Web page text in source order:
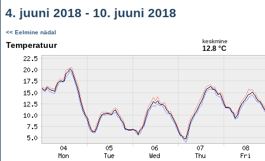
4. juuni 2018 - 10. juuni 2018
<< Eelmine nädal
Temperatuur keskmine
12.8 °C